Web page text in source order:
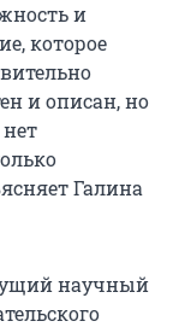
и
которое
и описан, но
Галина
научный